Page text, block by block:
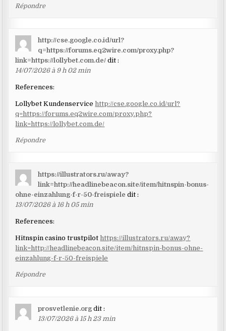
Répondre
http://cse.google.co.id/url?
q=https://forums.eq2wire.com/proxy.php?
link=https://lollybet.com.de/ dit :
14/07/2026 à 9 h 02 min
References:
Lollybet Kundenservicehttp://cse.google.co.id/url?
q=https://forums.eq2wire.com/proxy.php?
link=https://lollybet.com.de/
Répondre
https://illustrators.ru/away?
link=http://headlinebeacon.site/item/hitnspin-bonus-
ohne-einzahlung-f-r-50-freispiele dit :
13/07/2026 à 16 h 05 min
References:
Hitnspin casino trustpilot https://illustrators.ru/away?
link=http://headlinebeacon.site/item/hitnspin-bonus-ohne-
einzahlung-f-r-50-freispiele
Répondre
prosvetlenie.org dit :
13/07/2026 à 15 h 23 min